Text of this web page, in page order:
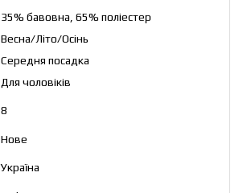
35% бавовна, 65% поліестер
Весна/Літо/Осінь
Середня посадка
Для чоловіків
8
Нове
Україна